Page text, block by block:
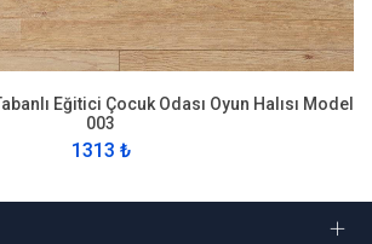
Eğitici Çocuk Odası Oyun Halısı Model
003
1313 ₺